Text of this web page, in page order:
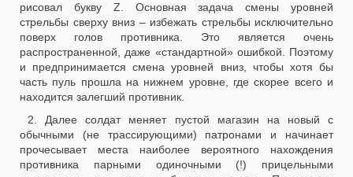
рисовал букву Z. Основная задача смены уровней
стрельбы сверху вниз – избежать стрельбы исключительно
поверх голов противника. Это является очень
распространенной, даже «стандартной» ошибкой. Поэтому
и предпринимается смена уровней вниз, чтобы хотя бы
часть пуль прошла на нижнем уровне, где скорее всего и
находится залегший противник.
2. Далее солдат меняет пустой магазин на новый с
обычными (не трассирующими) патронами и начинает
прочесывает места наиболее вероятного нахождения
противника парными одиночными (!) прицельными